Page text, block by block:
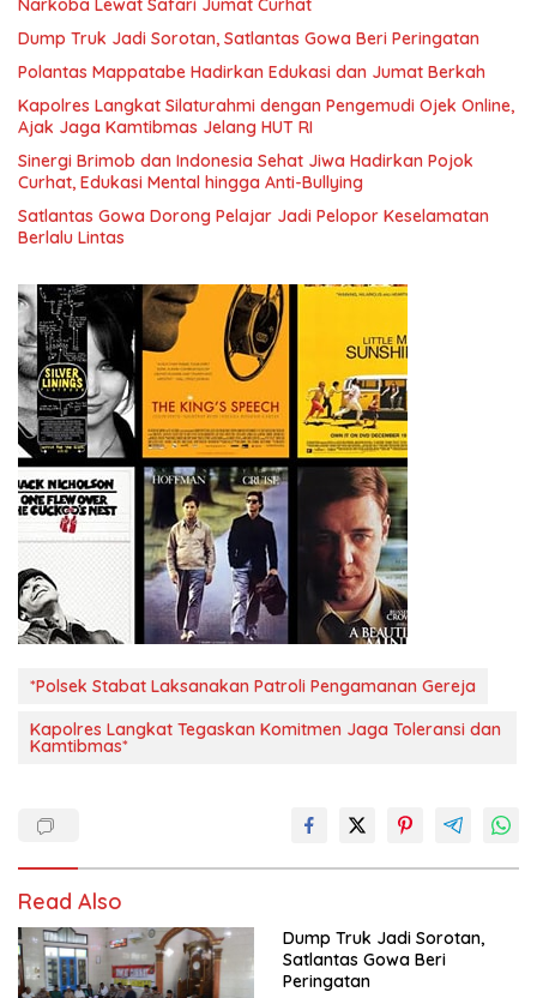
Narkoba Lewat Safari Jumat Curhat
Dump Truk Jadi Sorotan, Satlantas Gowa Beri Peringatan
Polantas Mappatabe Hadirkan Edukasi dan Jumat Berkah
Kapolres Langkat Silaturahmi dengan Pengemudi Ojek Online,
Ajak Jaga Kamtibmas Jelang HUT RI
Sinergi Brimob dan Indonesia Sehat Jiwa Hadirkan Pojok
Curhat, Edukasi Mental hingga Anti-Bullying
Satlantas Gowa Dorong Pelajar Jadi Pelopor Keselamatan
Berlalu Lintas
*Polsek Stabat Laksanakan Patroli Pengamanan Gereja
Kapolres Langkat Tegaskan Komitmen Jaga Toleransi dan
Kamtibmas*
Read Also
Dump Truk Jadi Sorotan,
Satlantas Gowa Beri
Peringatan